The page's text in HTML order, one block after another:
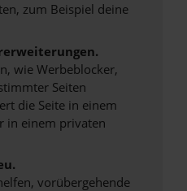
zum Beispiel deine
wie Werbeblocker,
Seiten
die Seite in einem
in einem privaten
vorübergehende